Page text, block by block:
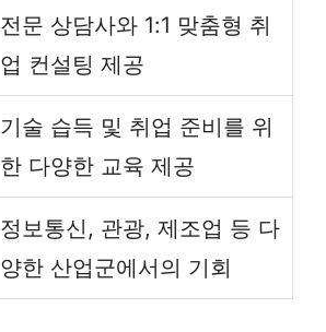
전문 상담사와 1:1 맞춤형 취
업 컨설팅 제공
기술 습득 및 취업 준비를 위
한 다양한 교육 제공
정보통신, 관광, 제조업 등 다
양한 산업군에서의 기회